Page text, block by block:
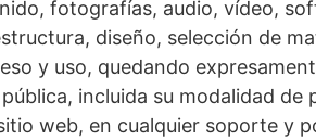
fotografías, audio, vídeo,
diseño, selección de
y uso, quedando
incluida su modalidad de
web, en cualquier soporte y